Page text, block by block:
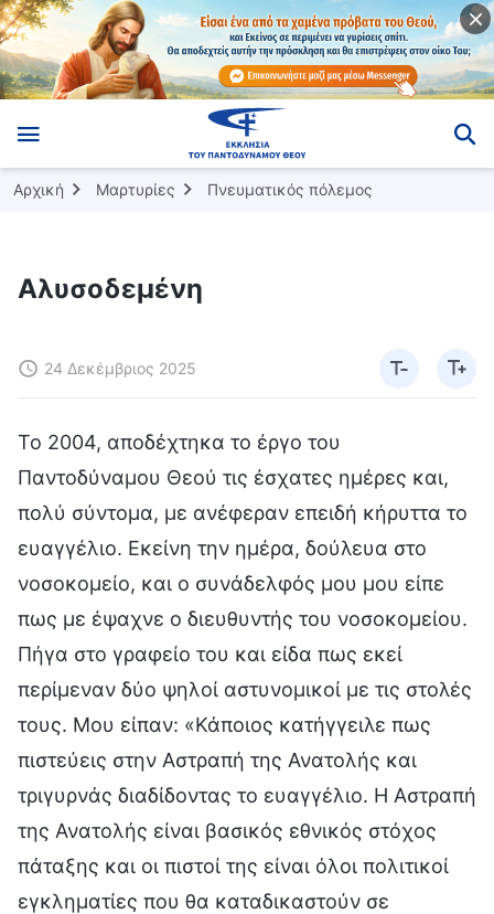
Αρχική Μαρτυρίες Πνευματικός πόλεμος
Αλυσοδεμένη
24 Δεκέμβριος 2025
Το 2004, αποδέχτηκα το έργο του
Παντοδύναμου Θεού τις έσχατες ημέρες και,
πολύ σύντομα, με ανέφεραν επειδή κήρυττα το
ευαγγέλιο. Εκείνη την ημέρα, δούλευα στο
νοσοκομείο, και ο συνάδελφός μου μου είπε
πως με έψαχνε ο διευθυντής του νοσοκομείου.
Πήγα στο γραφείο του και είδα πως εκεί
περίμεναν δύο ψηλοί αστυνομικοί με τις στολές
τους. Μου είπαν: «Κάποιος κατήγγειλε πως
πιστεύεις στην Αστραπή της Ανατολής και
τριγυρνάς διαδίδοντας το ευαγγέλιο. Η Αστραπή
της Ανατολής είναι βασικός εθνικός στόχος
πάταξης και οι πιστοί της είναι όλοι πολιτικοί
εγκληματίες που θα καταδικαστούν σε